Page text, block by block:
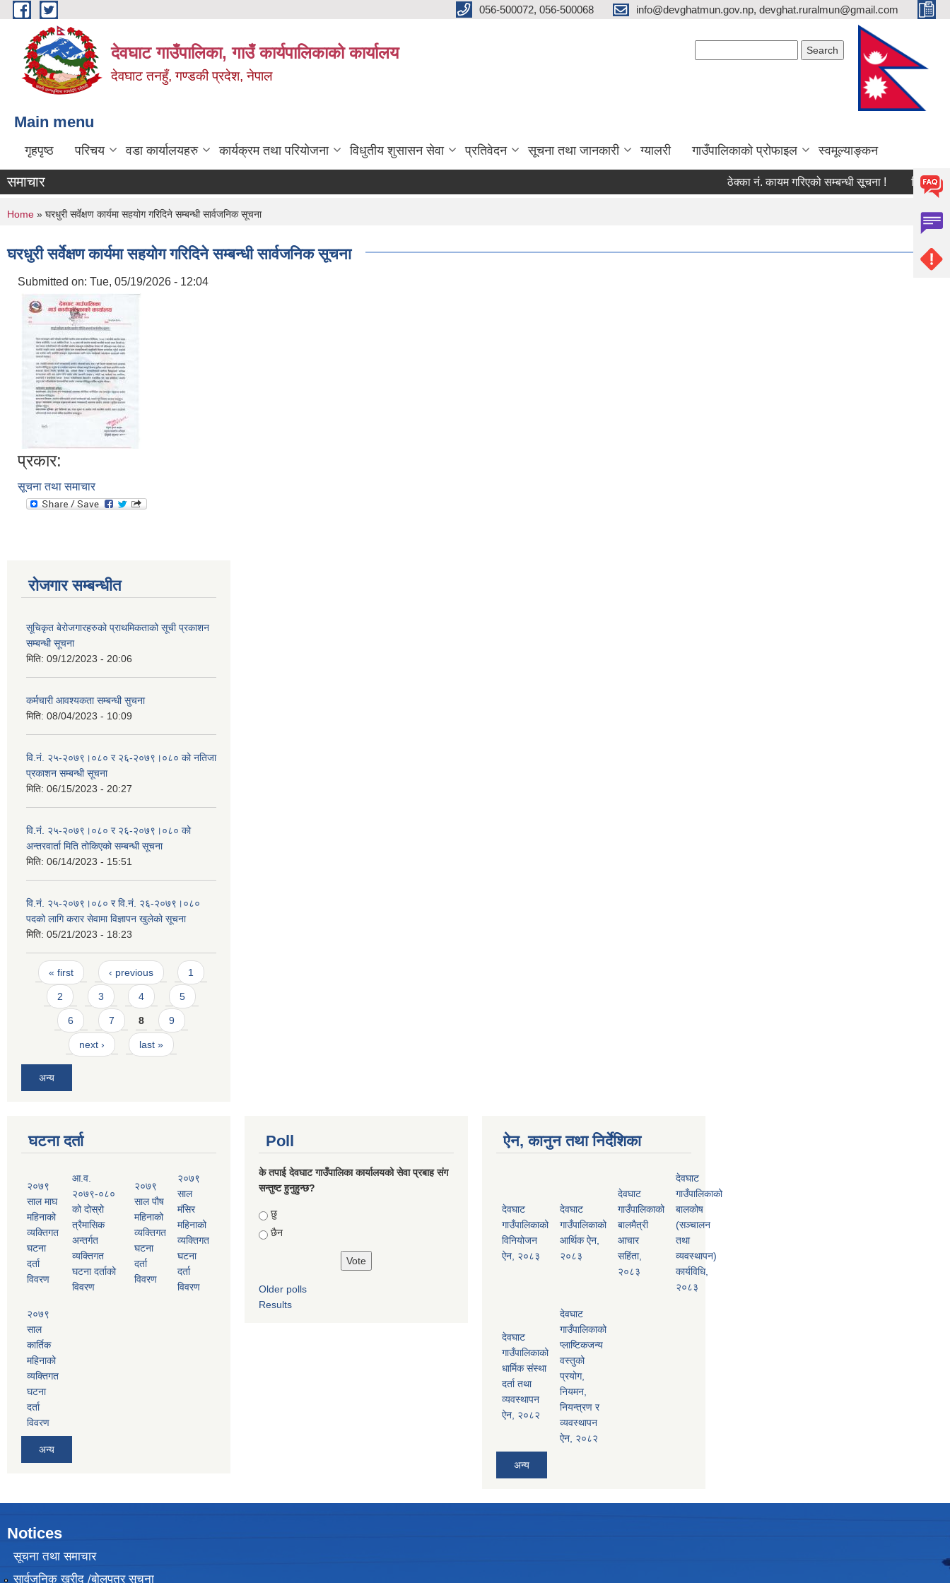
Skip to main content 056-500072, 056-500068 info@devghatmun.gov.np, devghat.ruralmun@gmail.com
देवघाट गाउँपालिका, गाउँ कार्यपालिकाको कार्यालय
देवघाट तनहुँ, गण्डकी प्रदेश, नेपाल
Main menu
गृहपृष्ठ परिचय वडा कार्यालयहरु कार्यक्रम तथा परियोजना विधुतीय शुसासन सेवा प्रतिवेदन सूचना तथा जानकारी ग्यालरी गाउँपालिकाको प्रोफाइल स्वमूल्याङ्कन
समाचार ठेक्का नंं. कायम गरिएको सम्बन्धी सूचना ! जिल्ला भूमि
You are here
Home » घरधुरी सर्वेक्षण कार्यमा सहयोग गरिदिने सम्बन्धी सार्वजनिक सूचना
घरधुरी सर्वेक्षण कार्यमा सहयोग गरिदिने सम्बन्धी सार्वजनिक सूचना
Submitted on: Tue, 05/19/2026 - 12:04
प्रकार:
सूचना तथा समाचार
रोजगार सम्बन्धीत
सूचिकृत बेरोजगारहरुको प्राथमिकताको सूची प्रकाशन
सम्बन्धी सूचना
मिति: 09/12/2023 - 20:06
कर्मचारी आवश्यकता सम्बन्धी सुचना
मिति: 08/04/2023 - 10:09
वि.नं. २५-२०७९।०८० र २६-२०७९।०८० को नतिजा
प्रकाशन सम्बन्धी सूचना
मिति: 06/15/2023 - 20:27
वि.नं. २५-२०७९।०८० र २६-२०७९।०८० को
अन्तरवार्ता मिति तोकिएको सम्बन्धी सूचना
मिति: 06/14/2023 - 15:51
वि.नं. २५-२०७९।०८० र वि.नं. २६-२०७९।०८०
पदको लागि करार सेवामा विज्ञापन खुलेको सूचना
मिति: 05/21/2023 - 18:23
Pages
« first ‹ previous 1
2 3 4 5
6 7 8 9
next › last »
अन्य
घटना दर्ता
२०७९
साल माघ
महिनाको
व्यक्तिगत
घटना
दर्ता
विवरण
आ.व.
२०७९-०८०
को दोस्रो
त्रैमासिक
अन्तर्गत
व्यक्तिगत
घटना दर्ताको
विवरण
२०७९
साल पौष
महिनाको
व्यक्तिगत
घटना
दर्ता
विवरण
२०७९
साल
मंसिर
महिनाको
व्यक्तिगत
घटना
दर्ता
विवरण
२०७९
साल
कार्तिक
महिनाको
व्यक्तिगत
घटना
दर्ता
विवरण
अन्य
Poll
के तपाई देवघाट गाउँपालिका कार्यालयको सेवा प्रबाह संग
सन्तुष्ट हुनुहुन्छ?
Choices
छु
छैन
Older polls
Results
ऐन, कानुन तथा निर्देशिका
देवघाट
गाउँपालिकाको
विनियोजन
ऐन, २०८३
देवघाट
गाउँपालिकाको
आर्थिक ऐन,
२०८३
देवघाट
गाउँपालिकाको
बालमैत्री
आचार
सहिंता,
२०८३
देवघाट
गाउँपालिकाको
बालकोष
(सञ्चालन
तथा
व्यवस्थापन)
कार्यविधि,
२०८३
देवघाट
गाउँपालिकाको
धार्मिक संस्था
दर्ता तथा
व्यवस्थापन
ऐन, २०८२
देवघाट
गाउँपालिकाको
प्लाष्टिकजन्य
वस्तुको
प्रयोग,
नियमन,
नियन्त्रण र
व्यवस्थापन
ऐन, २०८२
अन्य
Notices
सूचना तथा समाचार
सार्वजनिक खरीद /बोलपत्र सूचना